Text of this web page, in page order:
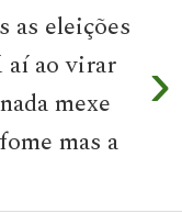
›
as eleições
aí ao virar
mexe
mas a